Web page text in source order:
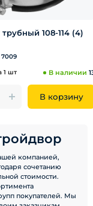
108-114 (4)
7009
1 шт В наличии
В корзину
компанией,
сочетанию
стоимости.
покупателей. Мы